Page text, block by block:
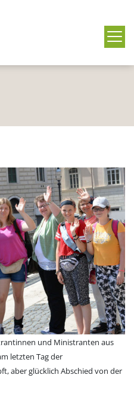
und Ministranten aus
letzten Tag der
aber glücklich Abschied von der